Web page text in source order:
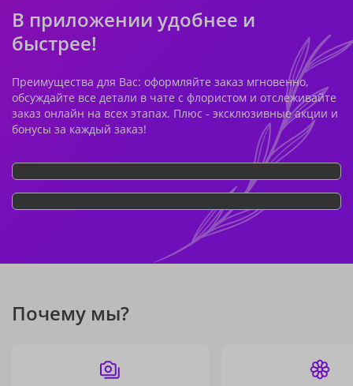
В приложении удобнее и
быстрее!
Преимущества для Вас: оформляйте заказ мгновенно,
обсуждайте все детали в чате с флористом и отслеживайте
заказ онлайн на всех этапах. Плюс - эксклюзивные акции и
бонусы за каждый заказ!
Почему мы?